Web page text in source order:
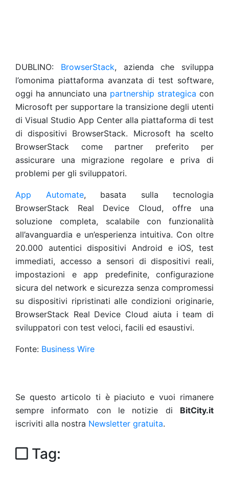
DUBLINO: BrowserStack, azienda che sviluppa
l’omonima piattaforma avanzata di test software,
oggi ha annunciato una partnership strategica con
Microsoft per supportare la transizione degli utenti
di Visual Studio App Center alla piattaforma di test
di dispositivi BrowserStack. Microsoft ha scelto
BrowserStack come partner preferito per
assicurare una migrazione regolare e priva di
problemi per gli sviluppatori.
App Automate, basata sulla tecnologia
BrowserStack Real Device Cloud, offre una
soluzione completa, scalabile con funzionalità
all’avanguardia e un’esperienza intuitiva. Con oltre
20.000 autentici dispositivi Android e iOS, test
immediati, accesso a sensori di dispositivi reali,
impostazioni e app predefinite, configurazione
sicura del network e sicurezza senza compromessi
su dispositivi ripristinati alle condizioni originarie,
BrowserStack Real Device Cloud aiuta i team di
sviluppatori con test veloci, facili ed esaustivi.
Fonte: Business Wire
Se questo articolo ti è piaciuto e vuoi rimanere
sempre informato con le notizie di BitCity.it
iscriviti alla nostra Newsletter gratuita.
Tag: